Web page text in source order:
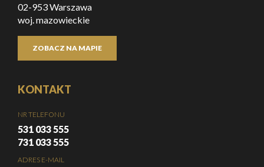
02-953 Warszawa
woj. mazowieckie
ZOBACZ NA MAPIE
KONTAKT
NR TELEFONU
531 033 555
731 033 555
ADRES E-MAIL